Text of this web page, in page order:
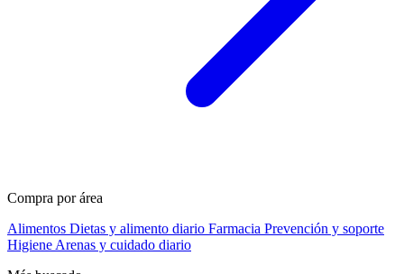
Compra por área
Alimentos Dietas y alimento diario Farmacia Prevención y soporte
Higiene Arenas y cuidado diario